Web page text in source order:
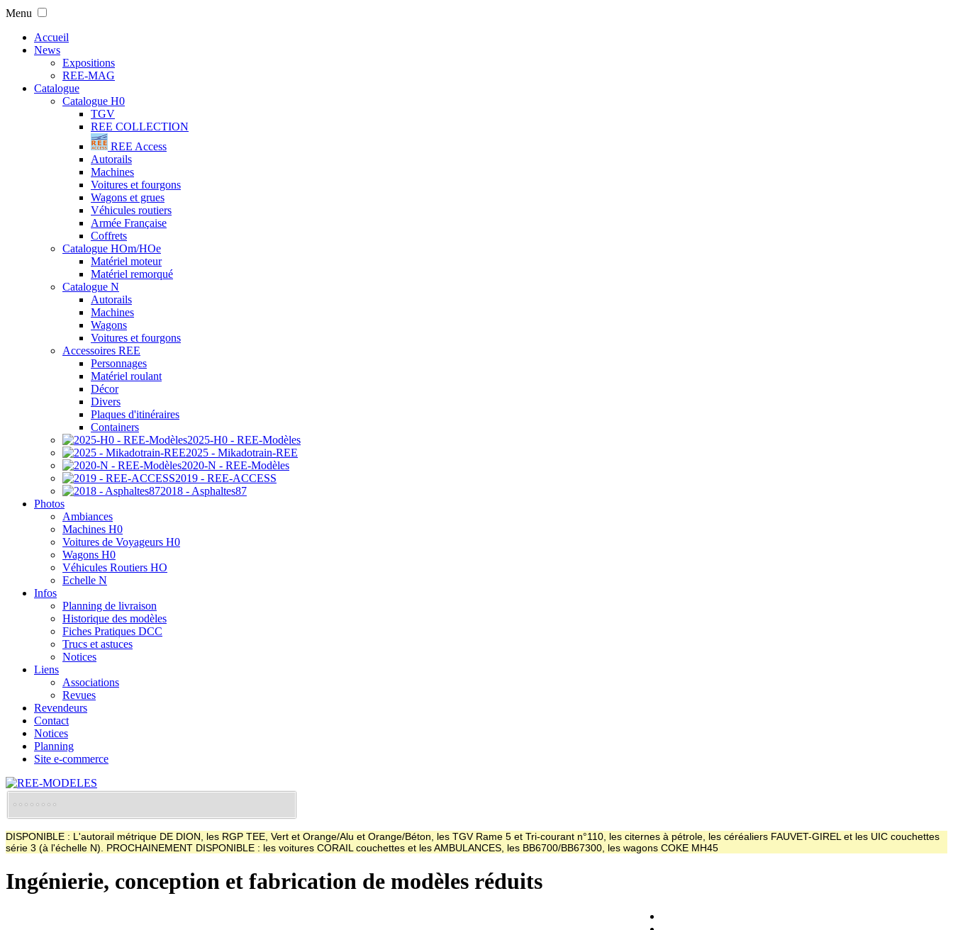
Menu
Accueil
News
Expositions
REE-MAG
Catalogue
Catalogue H0
TGV
REE COLLECTION
REE Access
Autorails
Machines
Voitures et fourgons
Wagons et grues
Véhicules routiers
Armée Française
Coffrets
Catalogue HOm/HOe
Matériel moteur
Matériel remorqué
Catalogue N
Autorails
Machines
Wagons
Voitures et fourgons
Accessoires REE
Personnages
Matériel roulant
Décor
Divers
Plaques d'itinéraires
Containers
2025-H0 - REE-Modèles
2025 - Mikadotrain-REE
2020-N - REE-Modèles
2019 - REE-ACCESS
2018 - Asphaltes87
Photos
Ambiances
Machines H0
Voitures de Voyageurs H0
Wagons H0
Véhicules Routiers HO
Echelle N
Infos
Planning de livraison
Historique des modèles
Fiches Pratiques DCC
Trucs et astuces
Notices
Liens
Associations
Revues
Revendeurs
Contact
Notices
Planning
Site e-commerce
DISPONIBLE : L'autorail métrique DE DION, les RGP TEE, Vert et Orange/Alu et Orange/Béton, les TGV Rame 5 et Tri-courant n°110, les citernes à pétrole, les céréaliers FAUVET-GIREL et les UIC couchettes
série 3 (à l'échelle N). PROCHAINEMENT DISPONIBLE : les voitures CORAIL couchettes et les AMBULANCES, les BB6700/BB67300, les wagons COKE MH45
Ingénierie, conception et fabrication de modèles réduits